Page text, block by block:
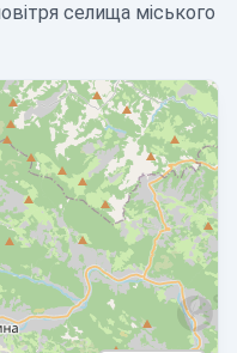
селища міського